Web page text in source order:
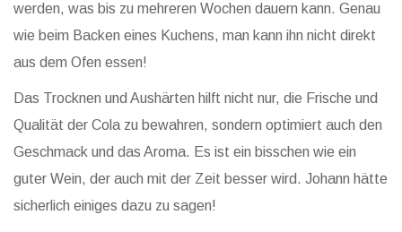
werden, was bis zu mehreren Wochen dauern kann. Genau
wie beim Backen eines Kuchens, man kann ihn nicht direkt
aus dem Ofen essen!
Das Trocknen und Aushärten hilft nicht nur, die Frische und
Qualität der Cola zu bewahren, sondern optimiert auch den
Geschmack und das Aroma. Es ist ein bisschen wie ein
guter Wein, der auch mit der Zeit besser wird. Johann hätte
sicherlich einiges dazu zu sagen!